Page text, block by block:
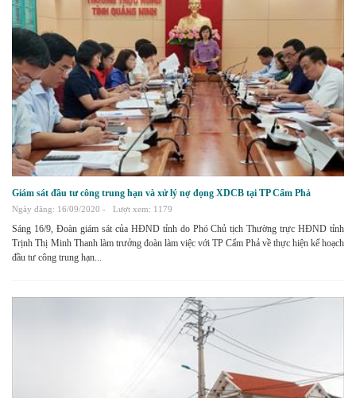
Giám sát đầu tư công trung hạn và xử lý nợ đọng XDCB tại TP Cẩm Phả
Ngày đăng: 16/09/2020 - Lượt xem: 1179
Sáng 16/9, Đoàn giám sát của HĐND tỉnh do Phó Chủ tịch Thường trực HĐND tỉnh
Trịnh Thị Minh Thanh làm trưởng đoàn làm việc với TP Cẩm Phả về thực hiện kế hoạch
đầu tư công trung hạn...